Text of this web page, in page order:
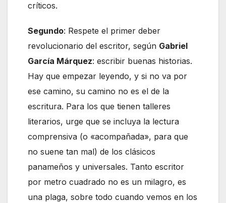
críticos.
Segundo: Respete el primer deber
revolucionario del escritor, según Gabriel
García Márquez: escribir buenas historias.
Hay que empezar leyendo, y si no va por
ese camino, su camino no es el de la
escritura. Para los que tienen talleres
literarios, urge que se incluya la lectura
comprensiva (o «acompañada», para que
no suene tan mal) de los clásicos
panameños y universales. Tanto escritor
por metro cuadrado no es un milagro, es
una plaga, sobre todo cuando vemos en los